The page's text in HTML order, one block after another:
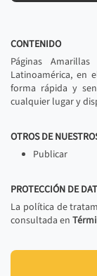
CONTENIDO
Páginas
Latinoamérica, en
forma rápida y
cualquier lugar y
OTROS DE
Publicar
PROTECCIÓN DE
La política de
consultada en